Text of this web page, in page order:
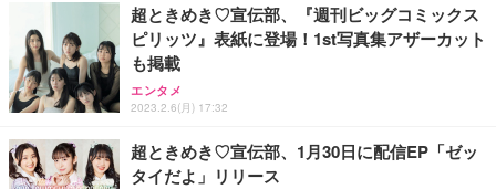
超ときめき♡宣伝部、『週刊ビッグコミックス
ピリッツ』表紙に登場！1st写真集アザーカット
も掲載
エンタメ
2023.2.6(月) 17:32
超ときめき♡宣伝部、1月30日に配信EP「ゼッ
タイだよ」リリース